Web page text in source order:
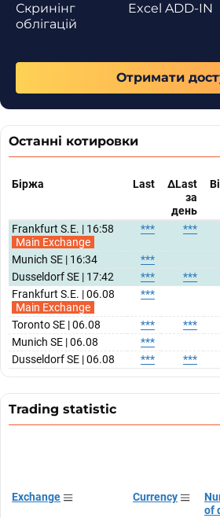
Скринінг
облігацій
Excel ADD-IN
Отримати
Останні котировки
Біржа Last
ΔLast
за
день
Frankfurt S.E. | 16:58
Main Exchange
*** ***
Munich SE | 16:34 ***
Dusseldorf SE | 17:42
*** ***
Frankfurt S.E. | 06.08
Main Exchange
***
Toronto SE | 06.08 *** ***
Munich SE | 06.08
***
Dusseldorf SE | 06.08
*** ***
Trading statistic
Exchange Currency
of